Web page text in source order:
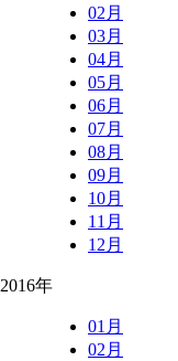
02月
03月
04月
05月
06月
07月
08月
09月
10月
11月
12月
2016年
01月
02月